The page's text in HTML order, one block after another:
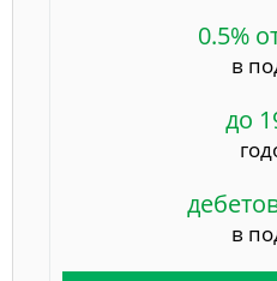
0.5%
в
до
в